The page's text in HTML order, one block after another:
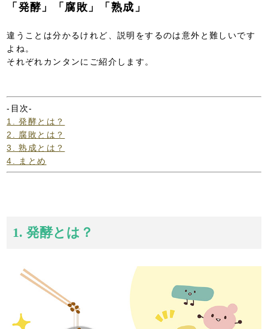
「発酵」「腐敗」「熟成」
違うことは分かるけれど、説明をするのは意外と難しいです
よね。
それぞれカンタンにご紹介します。
-目次-
1. 発酵とは？
2. 腐敗とは？
3. 熟成とは？
4. まとめ
1. 発酵とは？